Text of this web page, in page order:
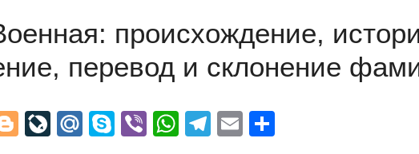
происхождение,
перевод и склонение
Bl
Li
M
S
Vi
W
T
E